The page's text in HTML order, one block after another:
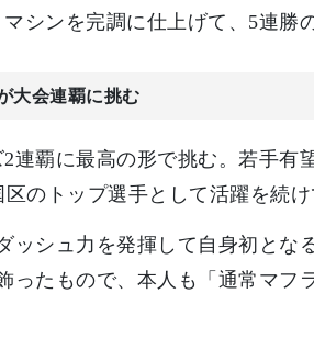
シンを完調に仕上げて、5連勝
大会連覇に挑む
連覇に最高の形で挑む。若手有
のトップ選手として活躍を続け
ッシュ力を発揮して自身初とな
ったもので、本人も「通常マフ